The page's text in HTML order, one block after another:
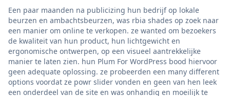
Een paar maanden na publicizing hun bedrijf op lokale
beurzen en ambachtsbeurzen, was rbia shades op zoek naar
een manier om online te verkopen. ze wanted om bezoekers
de kwaliteit van hun product, hun lichtgewicht en
ergonomische ontwerpen, op een visueel aantrekkelijke
manier te laten zien. hun Plum For WordPress bood hiervoor
geen adequate oplossing. ze probeerden een many different
options voordat ze powr slider vonden en geen van hen leek
een onderdeel van de site en was onhandig en moeilijk te